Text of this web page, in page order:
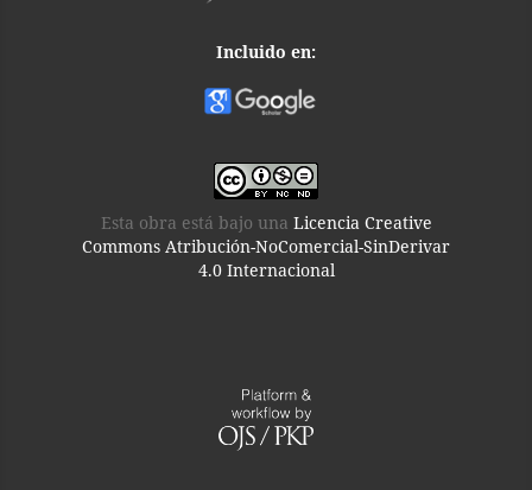
Incluido en:
Esta obra está bajo una Licencia Creative
Commons Atribución-NoComercial-SinDerivar
4.0 Internacional